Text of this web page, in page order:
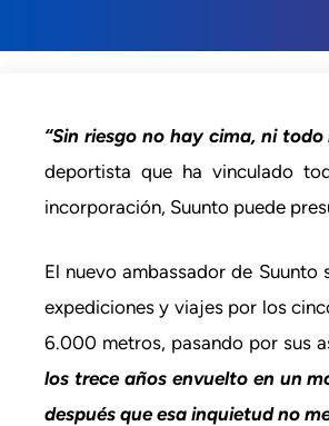
“Sin riesgo no hay cima, ni todo
deportista que ha vinculado
incorporación, Suunto puede
El nuevo ambassador de
expediciones y viajes por los
6.000 metros, pasando por sus
los trece años envuelto en un
después que esa inquietud no